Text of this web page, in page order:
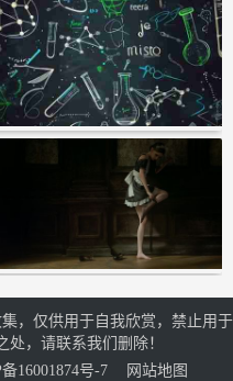
，仅供用于自我欣赏，禁止用于
，请联系我们删除！
16001874号-7 网站地图